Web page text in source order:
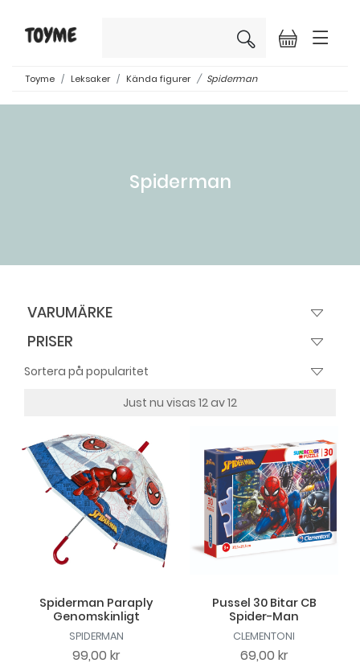
×
Toyme Leksaker Kända figurer Spiderman
Spiderman
VARUMÄRKE
PRISER
Just nu visas 12 av 12
Spiderman Paraply
Genomskinligt
SPIDERMAN
99,00 kr
Pussel 30 Bitar CB
Spider-Man
CLEMENTONI
69,00 kr